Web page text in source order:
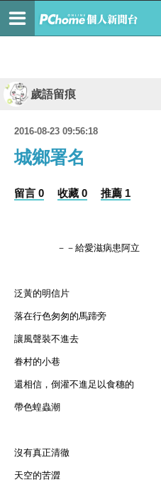
歲語留痕
2016-08-23 09:56:18
城鄉署名
留言 0 收藏 0 推薦 1
－－給愛滋病患阿立
泛黃的明信片
落在行色匆匆的馬蹄旁
讓風聲裝不進去
眷村的小巷
還相信，倒灌不進足以食穗的
帶色蝗蟲潮
沒有真正清徹
天空的苦澀